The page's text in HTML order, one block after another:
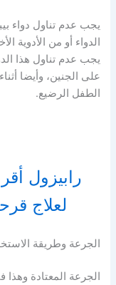
يجب عدم تناول دواء
الدواء أو من الأدوية
يجب عدم تناول هذا
على الجنين، وأيضا
الطفل الرضيع.
لعلاج
الجرعة وطريقة